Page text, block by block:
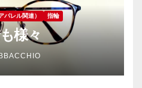
パレル関連） 指輪
様々